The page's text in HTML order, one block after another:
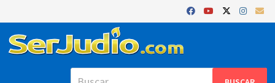
al
contenido
Buscar: